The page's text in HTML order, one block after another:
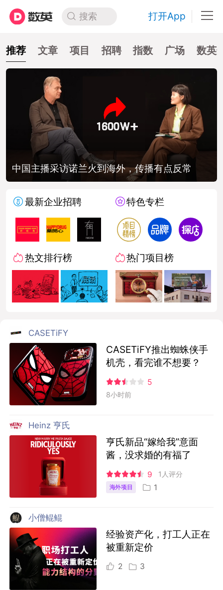
搜索 打开App
推荐 文章 项目 招聘 指数 广场 数英
中国主播采访诺兰火到海外，传播有点反常
最新企业招聘
热文排行榜
特色专栏
热门项目榜
CASETiFY
CASETiFY推出蜘蛛侠手
机壳，看完谁不想要？
5
8小时前
Heinz 亨氏
亨氏新品“嫁给我”意面
酱，没求婚的有福了
9 1人评分
海外项目 1
小僧鲲鲲
经验资产化，打工人正在
被重新定价
2 3